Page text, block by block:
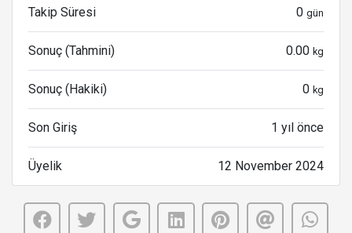
Takip Süresi 0 gün
Sonuç (Tahmini) 0.00 kg
Sonuç (Hakiki) 0 kg
Son Giriş 1 yıl önce
Üyelik 12 November 2024